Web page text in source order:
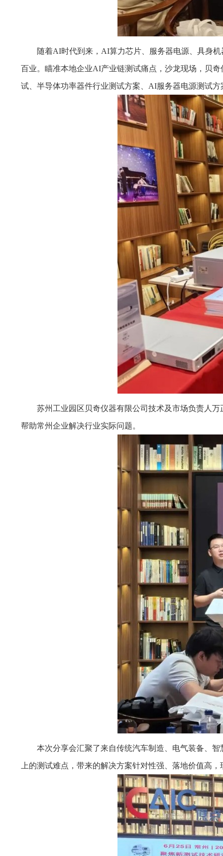
随着AI时代到来，AI算力芯片、服务器电源、具身
百业。瞄准本地企业AI产业链测试痛点，沙龙现场，贝
试、半导体功率器件行业测试方案、AI服务器电源测试
苏州工业园区贝奇仪器有限公司技术及市场负责人
帮助常州企业解决行业实际问题。
本次分享会汇聚了来自传统汽车制造、电气装备、
上的测试难点，带来的解决方案针对性强、落地价值高